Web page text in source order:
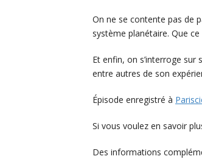
On ne se contente pas de
système planétaire. Que
Et enfin, on s’interroge
entre autres de son
Épisode enregistré à
Si vous voulez en savoir
Des informations